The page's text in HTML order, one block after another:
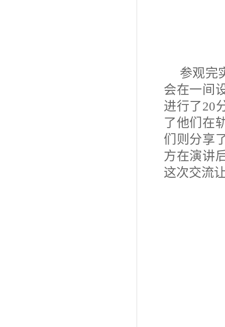
参观完
会在一间
进行了20
了他们在
们则分享
方在演讲
这次交流